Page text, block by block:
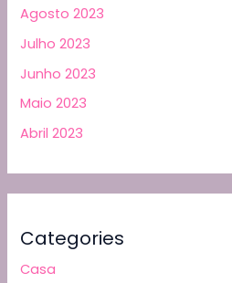
Agosto 2023
Julho 2023
Junho 2023
Maio 2023
Abril 2023
Categories
Casa